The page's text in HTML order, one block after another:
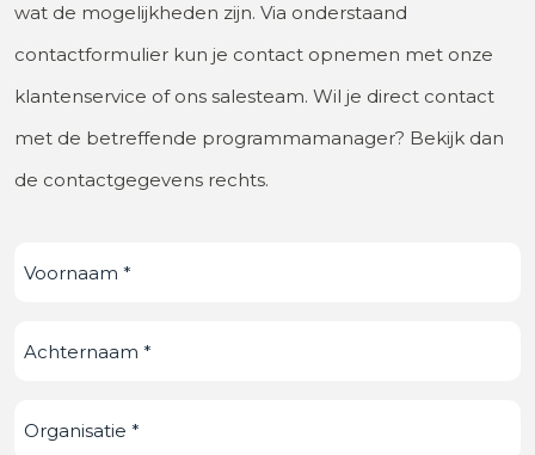
wat de mogelijkheden zijn. Via onderstaand
contactformulier kun je contact opnemen met onze
klantenservice of ons salesteam. Wil je direct contact
met de betreffende programmamanager? Bekijk dan
de contactgegevens rechts.
Voornaam (Vereist)
Achternaam (Vereist)
Organisatie